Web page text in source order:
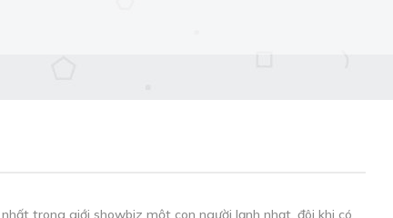
trong giới showbiz một con người lạnh nhạt, đôi khi có